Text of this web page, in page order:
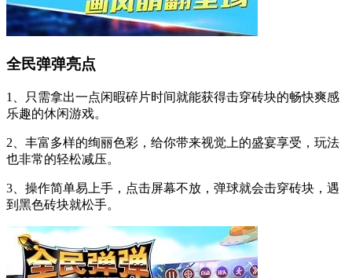
全民弹弹亮点
1、只需拿出一点闲暇碎片时间就能获得击穿砖块的畅快爽感
乐趣的休闲游戏。
2、丰富多样的绚丽色彩，给你带来视觉上的盛宴享受，玩法
也非常的轻松减压。
3、操作简单易上手，点击屏幕不放，弹球就会击穿砖块，遇
到黑色砖块就松手。